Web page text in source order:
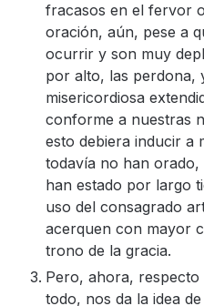
fracasos en el fervor
oración, aún, pese a
ocurrir y son muy
por alto, las perdona,
misericordiosa
conforme a nuestras
esto debiera inducir a
todavía no han
han estado por largo
uso del consagrado
acerquen con mayor
trono de la gracia.
Pero, ahora,
todo, nos da la idea de